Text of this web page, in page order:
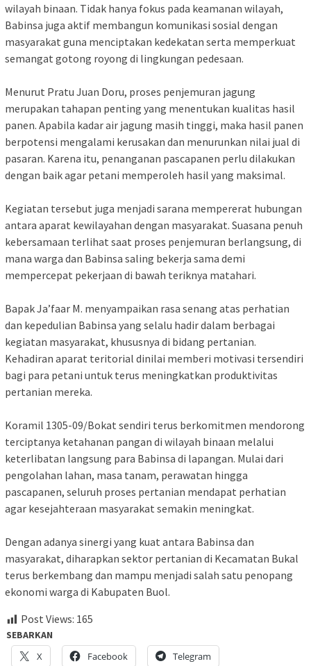
wilayah binaan. Tidak hanya fokus pada keamanan wilayah,
Babinsa juga aktif membangun komunikasi sosial dengan
masyarakat guna menciptakan kedekatan serta memperkuat
semangat gotong royong di lingkungan pedesaan.
Menurut Pratu Juan Doru, proses penjemuran jagung
merupakan tahapan penting yang menentukan kualitas hasil
panen. Apabila kadar air jagung masih tinggi, maka hasil panen
berpotensi mengalami kerusakan dan menurunkan nilai jual di
pasaran. Karena itu, penanganan pascapanen perlu dilakukan
dengan baik agar petani memperoleh hasil yang maksimal.
Kegiatan tersebut juga menjadi sarana mempererat hubungan
antara aparat kewilayahan dengan masyarakat. Suasana penuh
kebersamaan terlihat saat proses penjemuran berlangsung, di
mana warga dan Babinsa saling bekerja sama demi
mempercepat pekerjaan di bawah teriknya matahari.
Bapak Ja’faar M. menyampaikan rasa senang atas perhatian
dan kepedulian Babinsa yang selalu hadir dalam berbagai
kegiatan masyarakat, khususnya di bidang pertanian.
Kehadiran aparat teritorial dinilai memberi motivasi tersendiri
bagi para petani untuk terus meningkatkan produktivitas
pertanian mereka.
Koramil 1305-09/Bokat sendiri terus berkomitmen mendorong
terciptanya ketahanan pangan di wilayah binaan melalui
keterlibatan langsung para Babinsa di lapangan. Mulai dari
pengolahan lahan, masa tanam, perawatan hingga
pascapanen, seluruh proses pertanian mendapat perhatian
agar kesejahteraan masyarakat semakin meningkat.
Dengan adanya sinergi yang kuat antara Babinsa dan
masyarakat, diharapkan sektor pertanian di Kecamatan Bukal
terus berkembang dan mampu menjadi salah satu penopang
ekonomi warga di Kabupaten Buol.
Post Views: 165
SEBARKAN
X
Facebook Telegram